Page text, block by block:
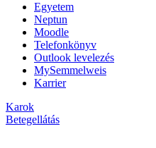
Egyetem
Neptun
Moodle
Telefonkönyv
Outlook levelezés
MySemmelweis
Karrier
Karok
Betegellátás